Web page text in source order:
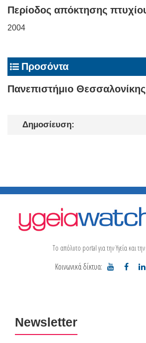
Περίοδος απόκτησης
2004
Προσόντα
Πανεπιστήμιο
Δημοσίευση:
Το απόλυτο portal για την Υγεία και
Κοινωνικά δίκτυα:
Newsletter